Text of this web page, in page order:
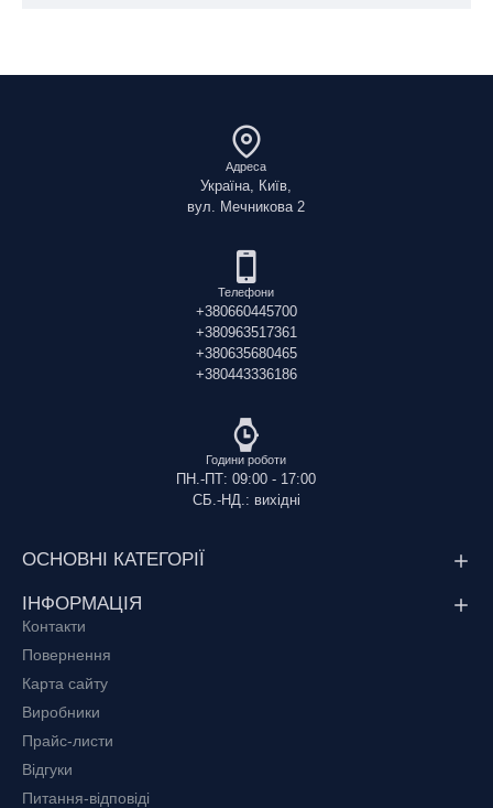
Адреса
Україна, Київ,
вул. Мечникова 2
Телефони
+380660445700
+380963517361
+380635680465
+380443336186
Години роботи
ПН.-ПТ: 09:00 - 17:00
СБ.-НД.: вихідні
ОСНОВНІ КАТЕГОРІЇ
ІНФОРМАЦІЯ
Контакти
Повернення
Карта сайту
Виробники
Прайс-листи
Відгуки
Питання-відповіді